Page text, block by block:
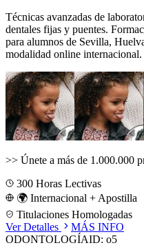
Técnicas avanzadas de
dentales fijas y puentes.
para alumnos de Sevilla,
modalidad online internacional.
>> Únete a más de 1.000.000
300 Horas Lectivas
🌍 Internacional + Apostilla
Titulaciones Homologadas
Ver Detalles
MÁS INFO
ODONTOLOGÍAID: o5